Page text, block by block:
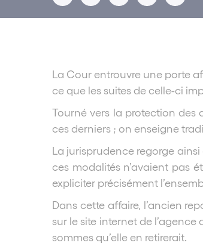
La Cour entrouvre une porte
ce que les suites de celle-ci
Tourné vers la protection des
ces derniers ; on enseigne
La jurisprudence regorge
ces modalités n’avaient pas
expliciter précisément
Dans cette affaire, l’ancien
sur le site internet de
sommes qu’elle en retirerait.